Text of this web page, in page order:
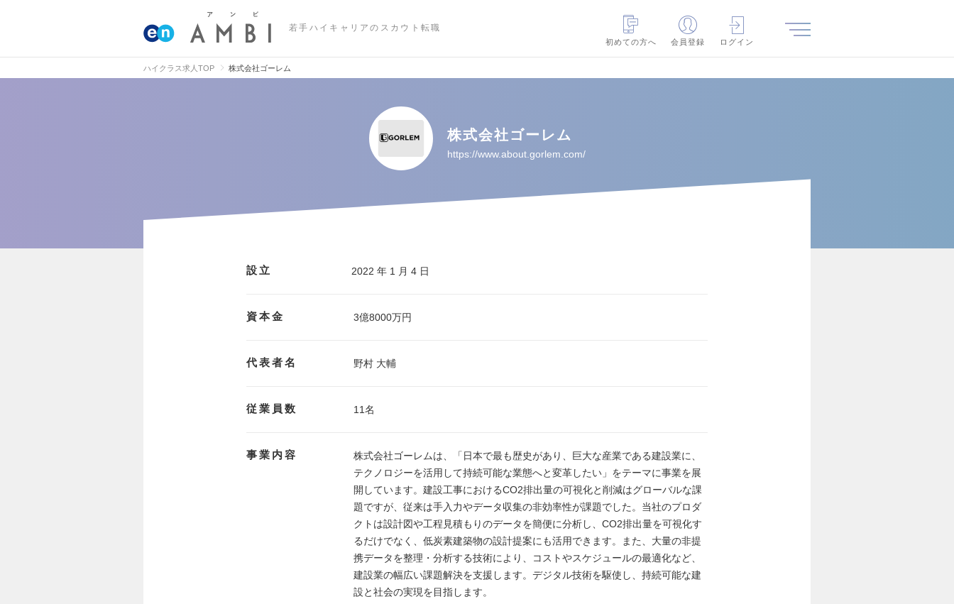
若手ハイキャリアのスカウト転職
初めての方へ
会員登録 ログイン
ハイクラス求人TOP 株式会社ゴーレム
株式会社ゴーレム
https://www.about.gorlem.com/
設立 2022 年 1 月 4 日
資本金 3億8000万円
代表者名 野村 大輔
従業員数 11名
事業内容
株式会社ゴーレムは、「日本で最も歴史があり、巨大な産業である建設業に、
テクノロジーを活用して持続可能な業態へと変革したい」をテーマに事業を展
開しています。建設工事におけるCO2排出量の可視化と削減はグローバルな課
題ですが、従来は手入力やデータ収集の非効率性が課題でした。当社のプロダ
クトは設計図や工程見積もりのデータを簡便に分析し、CO2排出量を可視化す
るだけでなく、低炭素建築物の設計提案にも活用できます。また、大量の非提
携データを整理・分析する技術により、コストやスケジュールの最適化など、
建設業の幅広い課題解決を支援します。デジタル技術を駆使し、持続可能な建
設と社会の実現を目指します。